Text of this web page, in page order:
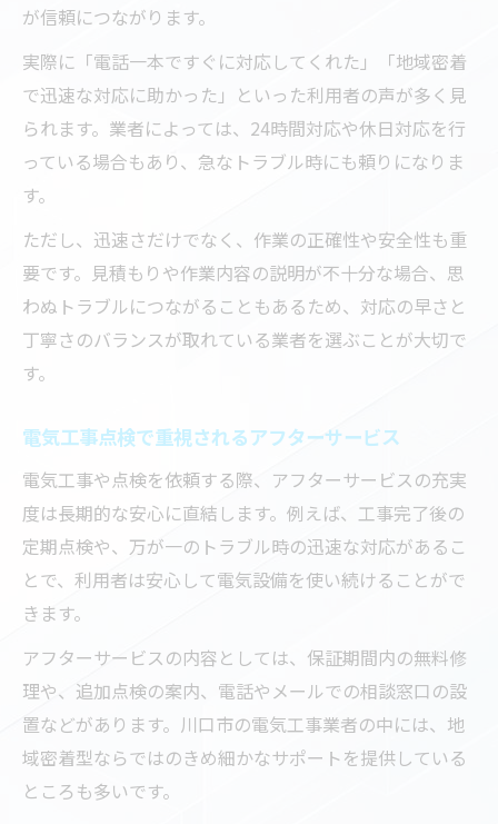
が信頼につながります。
実際に「電話一本ですぐに対応してくれた」「地域密着
で迅速な対応に助かった」といった利用者の声が多く見
られます。業者によっては、24時間対応や休日対応を行
っている場合もあり、急なトラブル時にも頼りになりま
す。
ただし、迅速さだけでなく、作業の正確性や安全性も重
要です。見積もりや作業内容の説明が不十分な場合、思
わぬトラブルにつながることもあるため、対応の早さと
丁寧さのバランスが取れている業者を選ぶことが大切で
す。
電気工事点検で重視されるアフターサービス
電気工事や点検を依頼する際、アフターサービスの充実
度は長期的な安心に直結します。例えば、工事完了後の
定期点検や、万が一のトラブル時の迅速な対応があるこ
とで、利用者は安心して電気設備を使い続けることがで
きます。
アフターサービスの内容としては、保証期間内の無料修
理や、追加点検の案内、電話やメールでの相談窓口の設
置などがあります。川口市の電気工事業者の中には、地
域密着型ならではのきめ細かなサポートを提供している
ところも多いです。